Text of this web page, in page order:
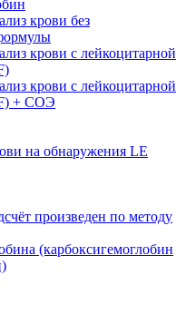
крови без
крови с лейкоцитарной
крови с лейкоцитарной
+ СОЭ
на обнаружения LE
произведен по методу
(карбоксигемоглобин